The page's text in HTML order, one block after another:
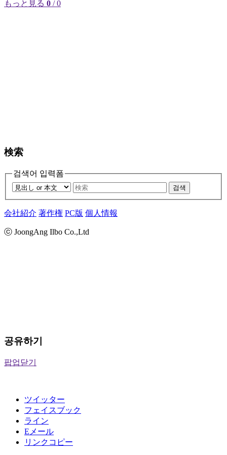
もっと見る 0 / 0
検索
검색어 입력폼
검색
会社紹介 著作権 PC版 個人情報
ⓒ JoongAng Ilbo Co.,Ltd
공유하기
팝업닫기
ツイッター
フェイスブック
ライン
Eメール
リンクコピー